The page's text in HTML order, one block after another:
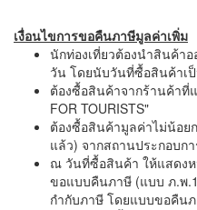
เงื่อนไขการขอคืนภาษีมูลค่าเพิ่ม
นักท่องเที่ยวต้องนำสินค้า
วัน โดยนับวันที่ซื้อสินค้าเ
ต้องซื้อสินค้าจากร้านค้าที่
FOR TOURISTS"
ต้องซื้อสินค้ามูลค่าไม่น้อย
แล้ว) จากสถานประกอบก
ณ วันที่ซื้อสินค้า ให้แสดง
ขอแบบคืนภาษี (แบบ ภ.พ
กำกับภาษี โดยแบบขอคืน